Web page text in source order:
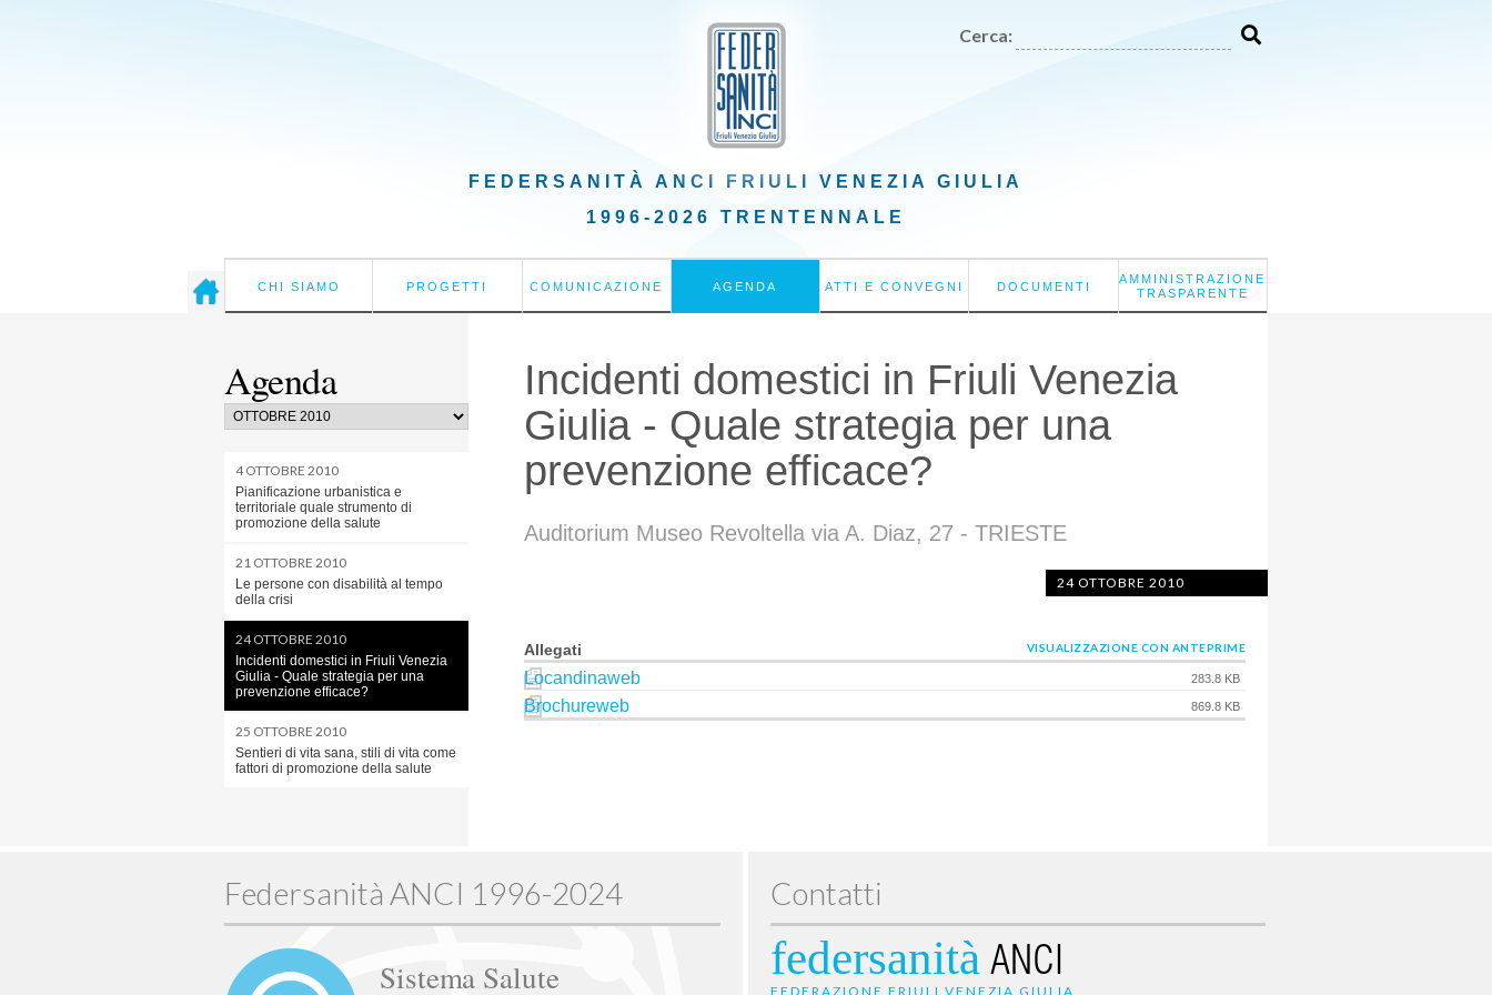
Cerca:
FEDERSANITÀ ANCI FRIULI VENEZIA GIULIA
1996-2026 TRENTENNALE
CHI SIAMO PROGETTI COMUNICAZIONE AGENDA ATTI E CONVEGNI DOCUMENTI
AMMINISTRAZIONE
TRASPARENTE
Agenda
4 OTTOBRE 2010
Pianificazione urbanistica e
territoriale quale strumento di
promozione della salute
21 OTTOBRE 2010
Le persone con disabilità al tempo
della crisi
24 OTTOBRE 2010
Incidenti domestici in Friuli Venezia
Giulia - Quale strategia per una
prevenzione efficace?
25 OTTOBRE 2010
Sentieri di vita sana, stili di vita come
fattori di promozione della salute
Incidenti domestici in Friuli Venezia
Giulia - Quale strategia per una
prevenzione efficace?
Auditorium Museo Revoltella via A. Diaz, 27 - TRIESTE
24 OTTOBRE 2010
Allegati VISUALIZZAZIONE CON ANTEPRIME
Locandinaweb 283.8 KB
Brochureweb 869.8 KB
Federsanità ANCI 1996-2024
Sistema Salute
Contatti
federsanità ANCI
FEDERAZIONE FRIULI VENEZIA GIULIA